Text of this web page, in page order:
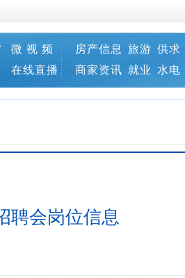
微 视 频
在线直播
房产信息 旅游 供求
商家资讯 就业 水电
聘会岗位信息